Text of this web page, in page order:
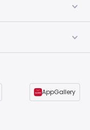
AppGallery